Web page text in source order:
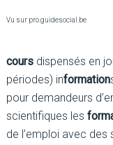
Vu sur pro.guidesocial.be
coursdispensés en
périodes) information
pour demandeurs
scientifiques les
de l’emploi avec des